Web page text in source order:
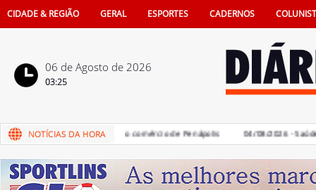
CIDADE & REGIÃO GERAL ESPORTES CADERNOS
06 de Agosto de 2026
03:25
sorteio de iPhone 16 no comércio de Penápolis 04/08/2026 - Saúde